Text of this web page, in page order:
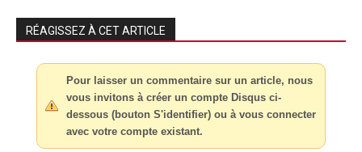
RÉAGISSEZ À CET ARTICLE
Pour laisser un commentaire sur un article, nous
vous invitons à créer un compte Disqus ci-
dessous (bouton S'identifier) ou à vous connecter
avec votre compte existant.